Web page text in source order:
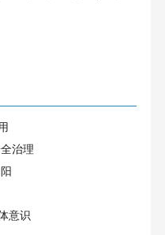
治理
意识